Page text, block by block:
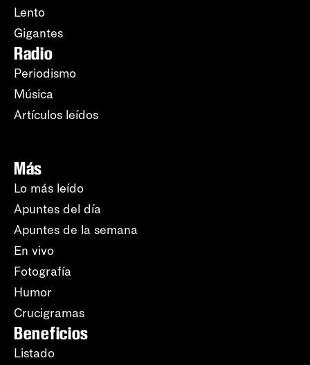
Lento
Gigantes
Radio
Periodismo
Música
Artículos leídos
Más
Lo más leído
Apuntes del día
Apuntes de la semana
En vivo
Fotografía
Humor
Crucigramas
Beneficios
Listado